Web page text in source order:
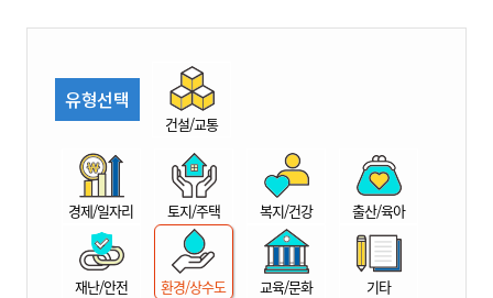
권
시
산
유형선택
건설/교통
경제/일자리 토지/주택 복지/건강 출산/육아
재난/안전 환경/상수도 교육/문화 기타